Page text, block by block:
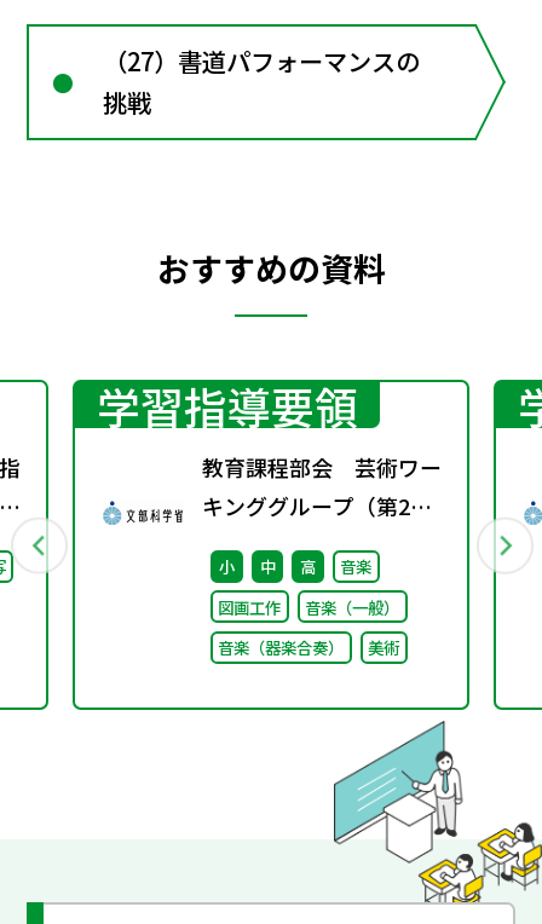
（27）書道パフォーマンスの
挑戦
おすすめの資料
学習指導要領
教育課程部会 芸術ワー
キンググループ（第2
回） 配付資料
小 中 高
音楽
図画工作
音楽（一般）
音楽（器楽合奏）
美術